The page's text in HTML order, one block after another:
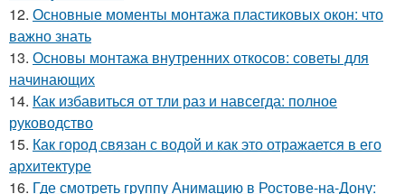
12. Основные моменты монтажа пластиковых окон: что
важно знать
13. Основы монтажа внутренних откосов: советы для
начинающих
14. Как избавиться от тли раз и навсегда: полное
руководство
15. Как город связан с водой и как это отражается в его
архитектуре
16. Где смотреть группу Анимацию в Ростове-на-Дону: